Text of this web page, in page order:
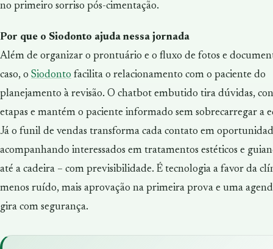
no primeiro sorriso pós-cimentação.
Por que o Siodonto ajuda nessa jornada
Além de organizar o prontuário e o fluxo de fotos e
caso, o Siodonto facilita o relacionamento com o paciente do
planejamento à revisão. O chatbot embutido tira dúvidas,
etapas e mantém o paciente informado sem sobrecarregar a
Já o funil de vendas transforma cada contato em
acompanhando interessados em tratamentos estéticos e
até a cadeira – com previsibilidade. É tecnologia a favor da
menos ruído, mais aprovação na primeira prova e uma
gira com segurança.